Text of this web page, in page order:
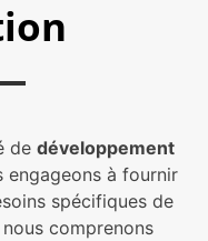
de développement
engageons à fournir
spécifiques de
comprenons